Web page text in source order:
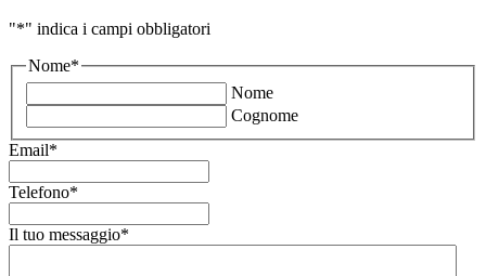
"*" indica i campi obbligatori
Nome*
Nome
Cognome
Email*
Telefono*
Il tuo messaggio*